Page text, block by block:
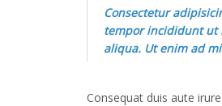
Consectetur
tempor incididunt ut
aliqua. Ut enim ad
Consequat duis aute